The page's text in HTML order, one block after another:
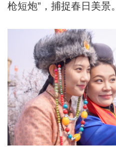
枪短炮”，捕捉春日美景。